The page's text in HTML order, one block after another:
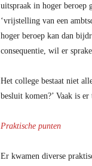
uitspraak in hoger beroep
‘vrijstelling van een
hoger beroep kan dan
consequentie, wil er
Het college bestaat niet
besluit komen?’ Vaak is
Praktische punten
Er kwamen diverse